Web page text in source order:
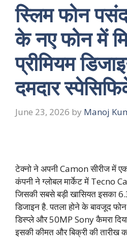
स्लिम फोन
के नए फोन में
प्रीमियम
दमदार
June 23, 2026 by Manoj
टेक्नो ने अपनी Camon सीरीज में एक
कंपनी ने ग्लोबल मार्केट में Tecno
जिसकी सबसे बड़ी खासियत इसका
डिजाइन है. पतला होने के बावजूद
डिस्प्ले और 50MP Sony कैमरा
इसकी कीमत और बिक्री की तारीख